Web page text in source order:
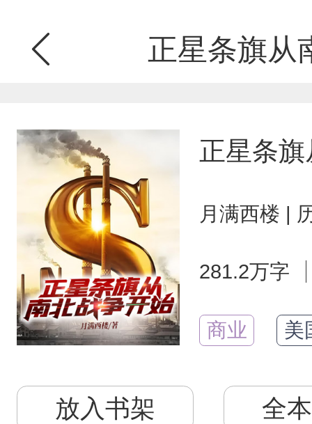
正星条旗从
正星条
月满西楼 |
281.2万字
商业 美
放入书架 全